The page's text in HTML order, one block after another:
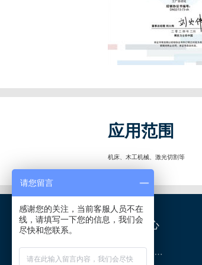
应用范围
机床、木工机械、激光切割等
产品中心
REXROTH工厂解决方案
请您留言
感谢您的关注，当前客服人员不在
线，请填写一下您的信息，我们会
尽快和您联系。